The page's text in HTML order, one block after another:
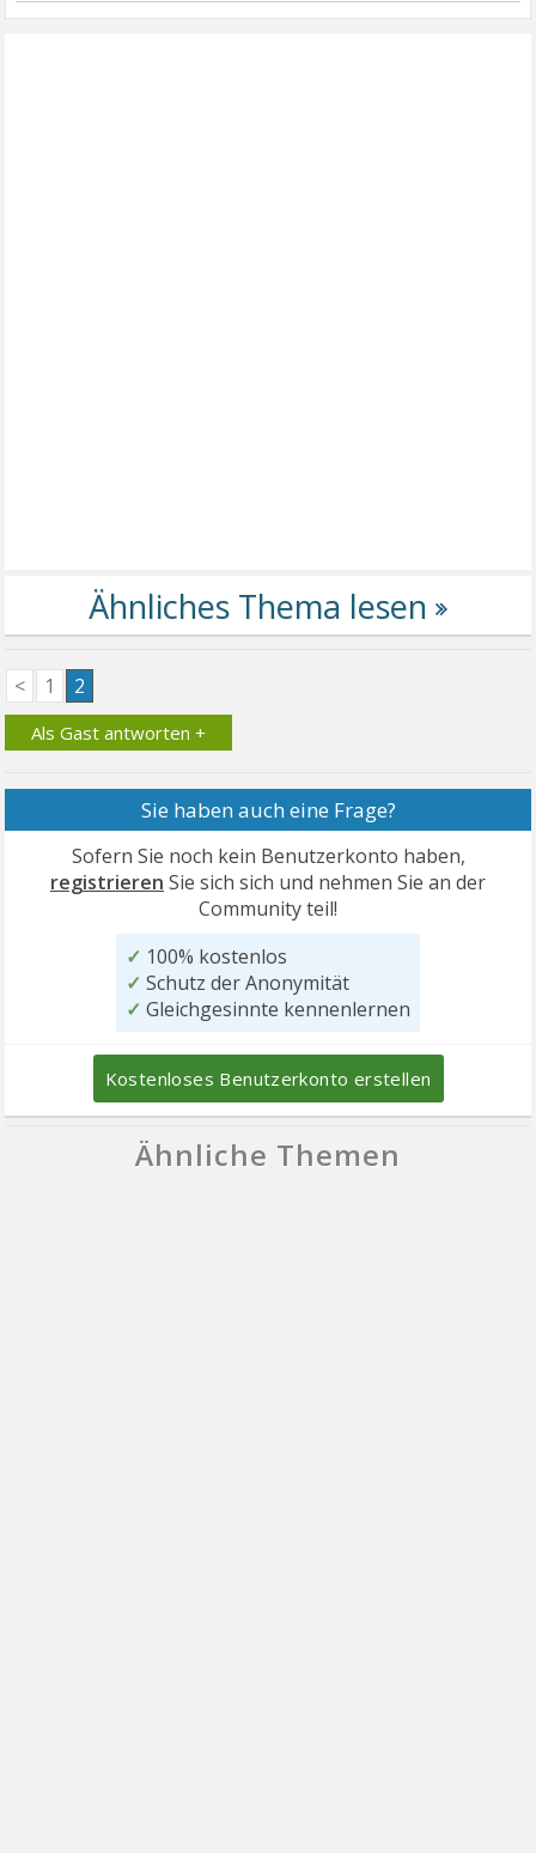
< 1 2
Als Gast antworten +
Sie haben auch eine Frage?
Sofern Sie noch kein Benutzerkonto haben,
registrieren Sie sich sich und nehmen Sie an der
Community teil!
✓ 100% kostenlos
✓ Schutz der Anonymität
✓ Gleichgesinnte kennenlernen
Kostenloses Benutzerkonto erstellen
Ähnliche Themen